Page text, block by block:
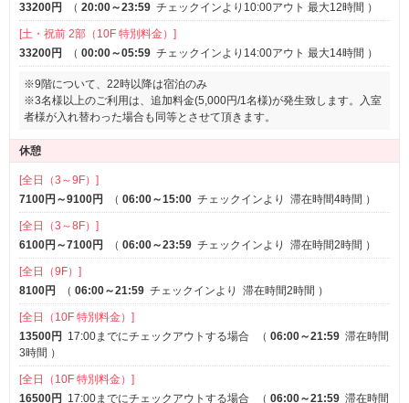
33200円
（ 20:00～23:59 チェックインより10:00アウト 最大12時間 ）
[土・祝前 2部（10F 特別料金）]
33200円
（ 00:00～05:59 チェックインより14:00アウト 最大14時間 ）
※9階について、22時以降は宿泊のみ
※3名様以上のご利用は、追加料金(5,000円/1名様)が発生致します。入室
者様が入れ替わった場合も同等とさせて頂きます。
休憩
[全日（3～9F）]
7100円～9100円
（ 06:00～15:00 チェックインより 滞在時間4時間 ）
[全日（3～8F）]
6100円～7100円
（ 06:00～23:59 チェックインより 滞在時間2時間 ）
[全日（9F）]
8100円
（ 06:00～21:59 チェックインより 滞在時間2時間 ）
[全日（10F 特別料金）]
13500円
17:00までにチェックアウトする場合 （ 06:00～21:59 滞在時間
3時間 ）
[全日（10F 特別料金）]
16500円
17:00までにチェックアウトする場合 （ 06:00～21:59 滞在時間